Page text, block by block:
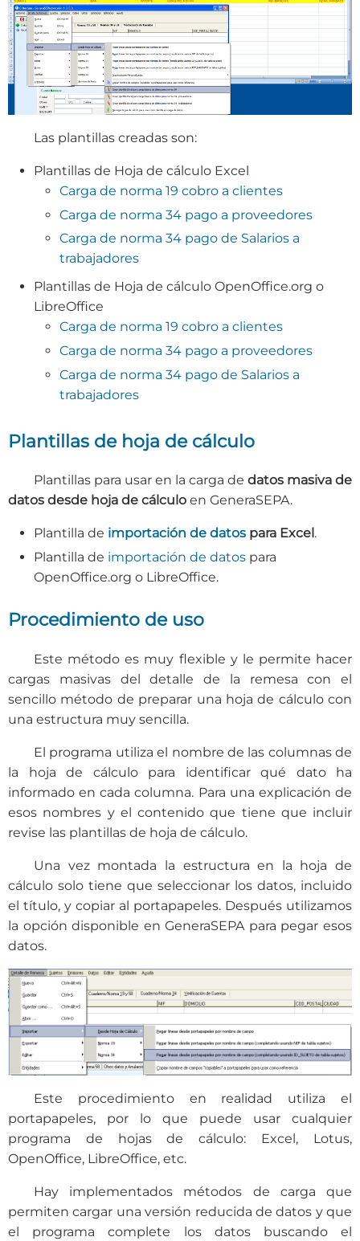
Las plantillas creadas son:
Plantillas de Hoja de cálculo Excel
Carga de norma 19 cobro a clientes
Carga de norma 34 pago a proveedores
Carga de norma 34 pago de Salarios a
trabajadores
Plantillas de Hoja de cálculo OpenOffice.org o
LibreOffice
Carga de norma 19 cobro a clientes
Carga de norma 34 pago a proveedores
Carga de norma 34 pago de Salarios a
trabajadores
Plantillas de hoja de cálculo
Plantillas para usar en la carga de datos masiva de
datos desde hoja de cálculo en GeneraSEPA.
Plantilla de importación de datos para Excel .
Plantilla de importación de datos para
OpenOffice.org o LibreOffice.
Procedimiento de uso
Este método es muy flexible y le permite hacer
cargas masivas del detalle de la remesa con el
sencillo método de preparar una hoja de cálculo con
una estructura muy sencilla.
El programa utiliza el nombre de las columnas de
la hoja de cálculo para identificar qué dato ha
informado en cada columna. Para una explicación de
esos nombres y el contenido que tiene que incluir
revise las plantillas de hoja de cálculo.
Una vez montada la estructura en la hoja de
cálculo solo tiene que seleccionar los datos, incluido
el título, y copiar al portapapeles. Después utilizamos
la opción disponible en GeneraSEPA para pegar esos
datos.
Este procedimiento en realidad utiliza el
portapapeles, por lo que puede usar cualquier
programa de hojas de cálculo: Excel, Lotus,
OpenOffice, LibreOffice, etc.
Hay implementados métodos de carga que
permiten cargar una versión reducida de datos y que
el programa complete los datos buscando el